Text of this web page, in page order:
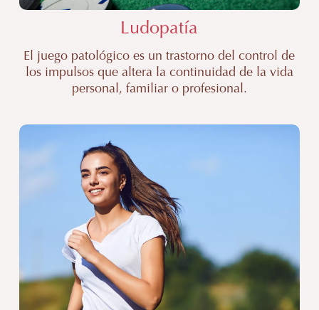
Ludopatía
El juego patológico es un trastorno del control de
los impulsos que altera la continuidad de la vida
personal, familiar o profesional.
Psicólogo
Alcoholismo
Miralles